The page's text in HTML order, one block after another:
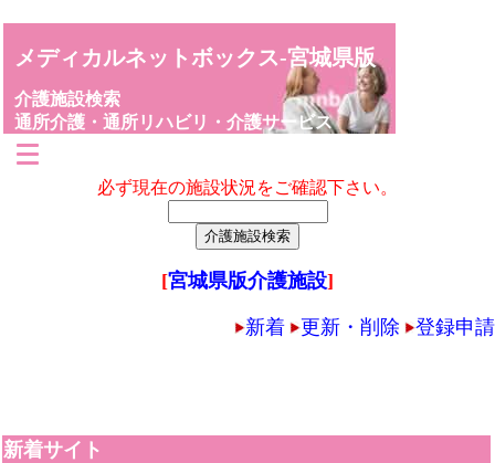
メディカルネットボックス-宮城県版
介護施設検索
通所介護・通所リハビリ・介護サービス
必ず現在の施設状況をご確認下さい。
[宮城県版介護施設]
新着 更新・削除 登録申請
新着サイト